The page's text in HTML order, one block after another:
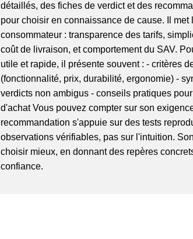
détaillés, des fiches de verdict et des
pour choisir en connaissance de cause. Il met
consommateur : transparence des tarifs,
coût de livraison, et comportement du SAV.
utile et rapide, il présente souvent : - critères
(fonctionnalité, prix, durabilité, ergonomie) -
verdicts non ambigus - conseils pratiques
d'achat Vous pouvez compter sur son
recommandation s'appuie sur des tests
observations vérifiables, pas sur l'intuition.
choisir mieux, en donnant des repères
confiance.